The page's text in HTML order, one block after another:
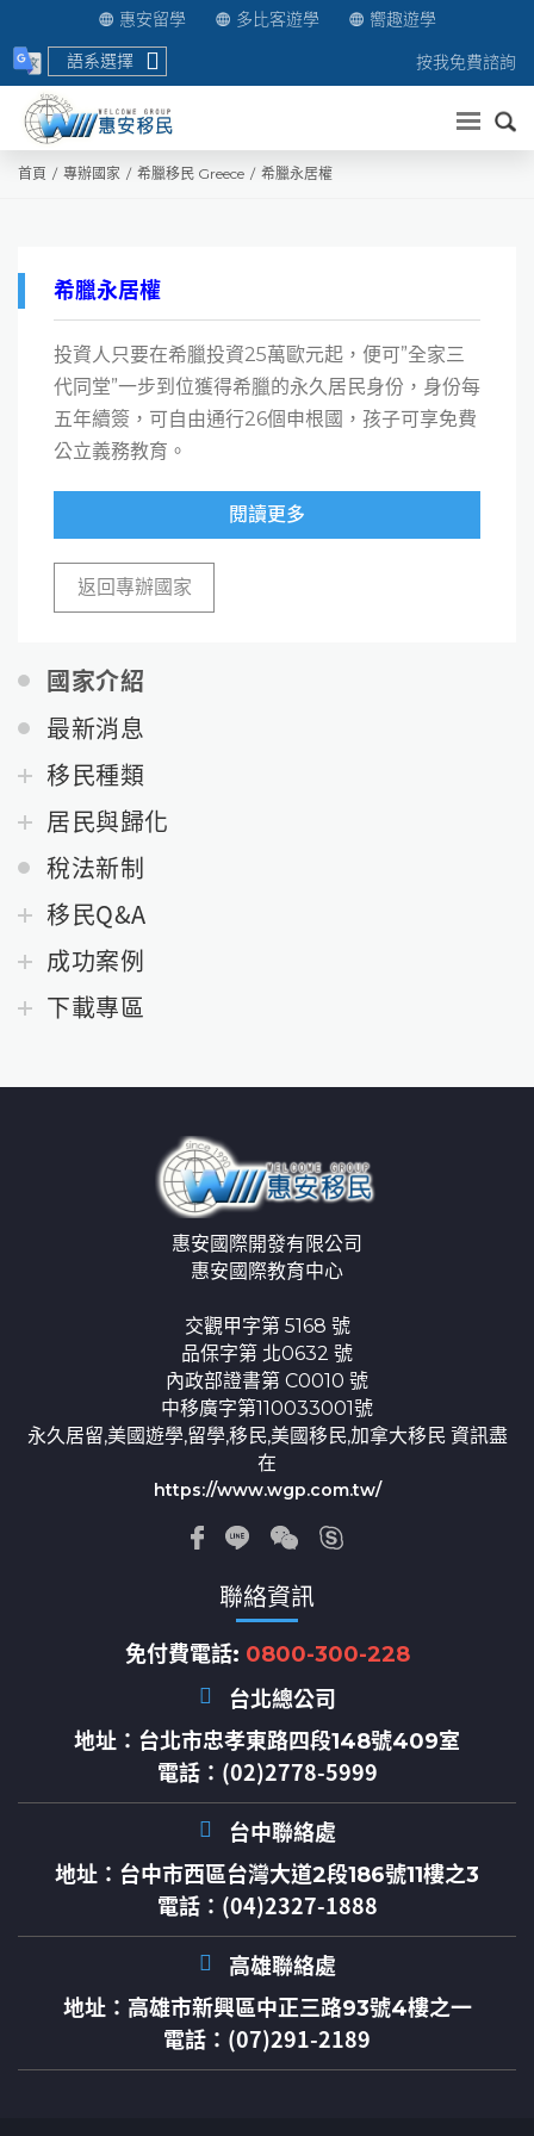
惠安留學 多比客遊學
嚮趣遊學
語系選擇
按我免費諮詢
送出
首頁 專辦國家 希臘移民 Greece 希臘永居權
國家介紹
最新消息
移民種類
居民與歸化
稅法新制
移民Q&A
成功案例
下載專區
希臘永居權
投資人只要在希臘投資25萬歐元起，便可”全家三
代同堂”一步到位獲得希臘的永久居民身份，身份每
五年續簽，可自由通行26個申根國，孩子可享免費
公立義務教育。
閱讀更多
返回專辦國家
惠安國際開發有限公司
惠安國際教育中心
交觀甲字第 5168 號
品保字第 北0632 號
內政部證書第 C0010 號
中移廣字第110033001號
永久居留,美國遊學,留學,移民,美國移民,加拿大移民 資訊盡
在
https://www.wgp.com.tw/
聯絡資訊
免付費電話: 0800-300-228
台北總公司
地址： 台北市忠孝東路四段148號409室
電話：(02)2778-5999
台中聯絡處
地址： 台中市西區台灣大道2段186號11樓之3
電話：(04)2327-1888
高雄聯絡處
地址： 高雄市新興區中正三路93號4樓之一
電話：(07)291-2189